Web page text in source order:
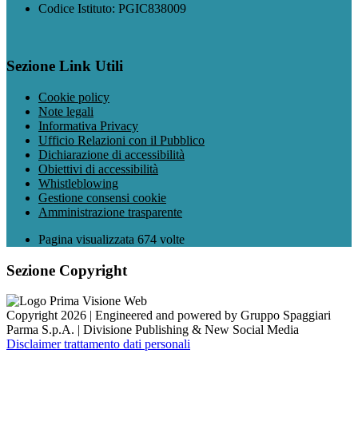
Codice Istituto: PGIC838009
Sezione Link Utili
Cookie policy
Note legali
Informativa Privacy
Ufficio Relazioni con il Pubblico
Dichiarazione di accessibilità
Obiettivi di accessibilità
Whistleblowing
Gestione consensi cookie
Amministrazione trasparente
Pagina visualizzata 674 volte
Sezione Copyright
Copyright 2026 | Engineered and powered by Gruppo Spaggiari
Parma S.p.A. | Divisione Publishing & New Social Media
Disclaimer trattamento dati personali